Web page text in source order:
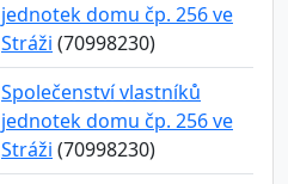
jednotek domu čp. 256 ve
Stráži (70998230)
Společenství vlastníků
jednotek domu čp. 256 ve
Stráži (70998230)